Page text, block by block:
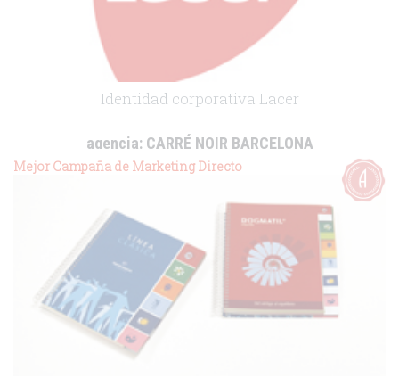
Identidad corporativa Lacer
agencia:CARRÉ NOIR BARCELONA
cliente:Lacer
Mejor Campaña de Marketing Directo